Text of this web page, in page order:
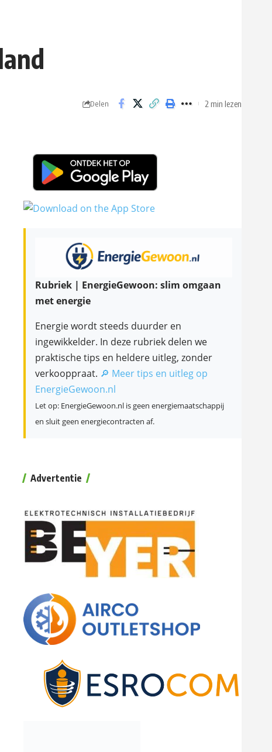
Delen 2 min lezen
Rubriek | EnergieGewoon: slim omgaan
met energie
Energie wordt steeds duurder en
ingewikkelder. In deze rubriek delen we
praktische tips en heldere uitleg, zonder
verkooppraat. 🔎 Meer tips en uitleg op
EnergieGewoon.nl
Let op: EnergieGewoon.nl is geen energiemaatschappij
en sluit geen energiecontracten af.
Advertentie